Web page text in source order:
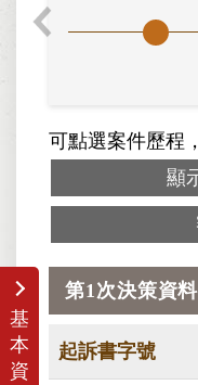
可點選案件歷程
顯
基
本
資
第1次決策資
起訴書字號